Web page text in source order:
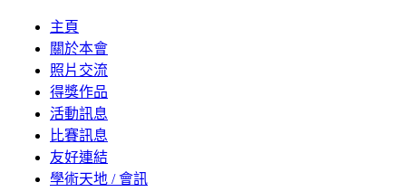
主頁
關於本會
照片交流
得獎作品
活動訊息
比賽訊息
友好連結
學術天地 / 會訊